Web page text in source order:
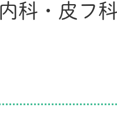
科・皮フ